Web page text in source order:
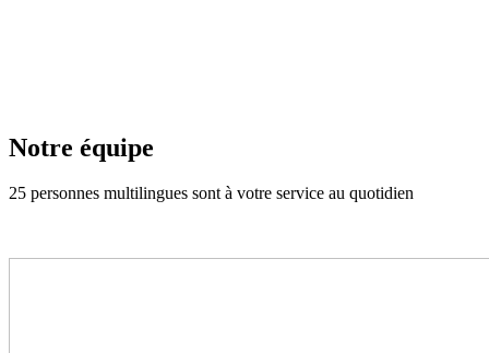
Notre équipe
25 personnes multilingues sont à votre service au quotidien